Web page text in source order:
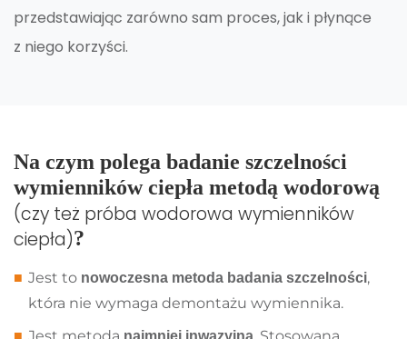
przedstawiając zarówno sam proces, jak i płynące
z niego korzyści.
Na czym polega badanie szczelności
wymienników ciepła metodą wodorową
(czy też próba wodorowa wymienników
ciepła)?
Jest to nowoczesna metoda badania szczelności,
która nie wymaga demontażu wymiennika.
Jest metodą najmniej inwazyjną . Stosowana